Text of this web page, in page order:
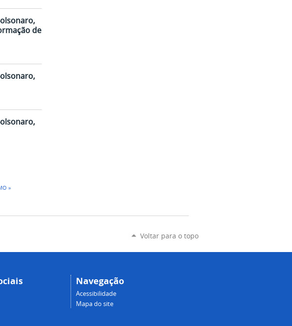
de
»
Voltar para o topo
Navegação
Acessibilidade
Mapa do site